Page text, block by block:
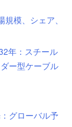
模、シェア、
年：スチール
ー型ケーブル
グローバル予